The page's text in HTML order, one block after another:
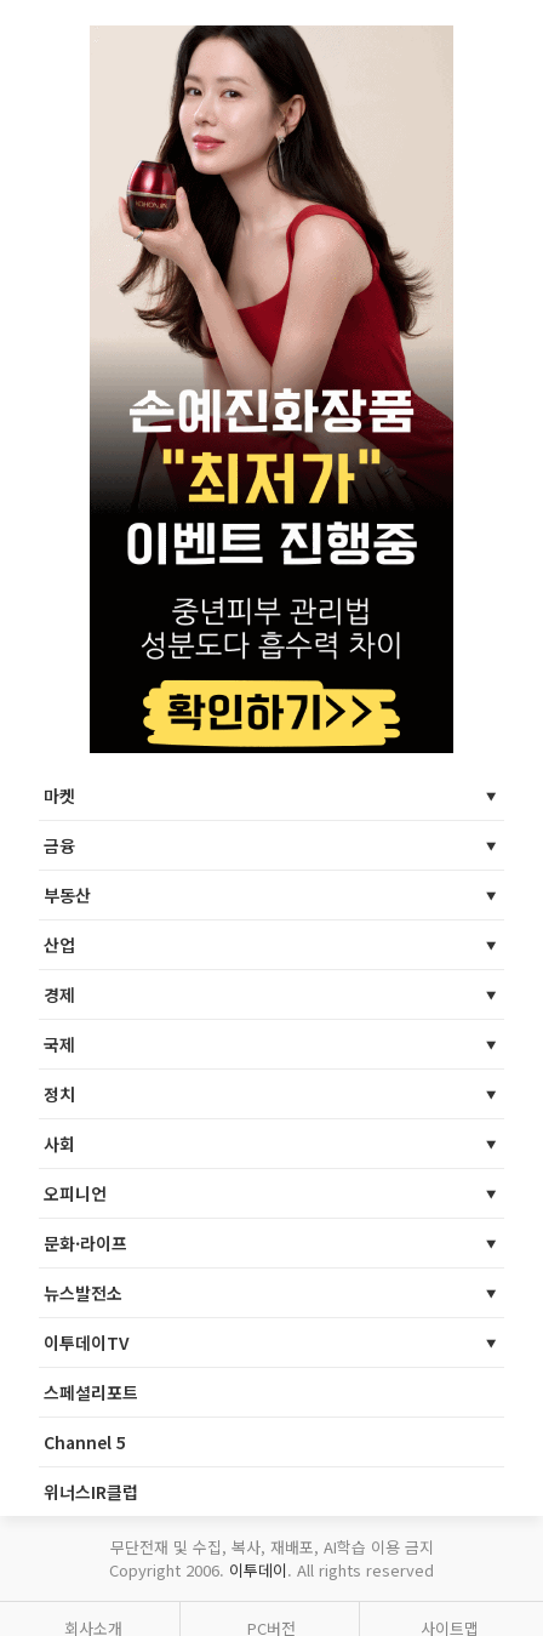
마켓
금융
부동산
산업
경제
국제
정치
사회
오피니언
문화·라이프
뉴스발전소
이투데이TV
스페셜리포트
Channel 5
위너스IR클럽
무단전재 및 수집, 복사, 재배포, AI학습 이용 금지
Copyright 2006. 이투데이. All rights reserved
회사소개 PC버전 사이트맵